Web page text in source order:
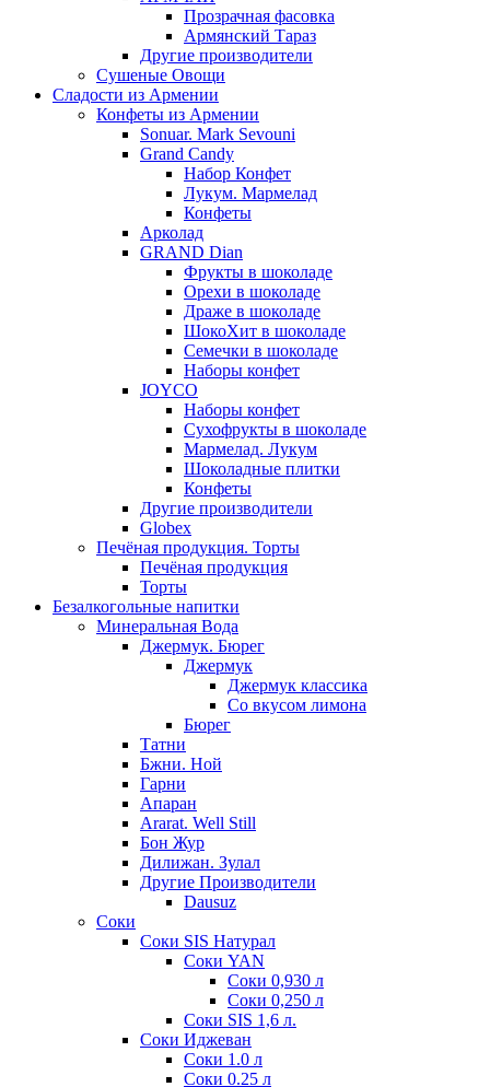
Прозрачная фасовка
Армянский Тараз
Другие производители
Сушеные Овощи
Сладости из Армении
Конфеты из Армении
Sonuar. Mark Sevouni
Grand Candy
Набор Конфет
Лукум. Мармелад
Конфеты
Арколад
GRAND Dian
Фрукты в шоколаде
Орехи в шоколаде
Драже в шоколаде
ШокоХит в шоколаде
Семечки в шоколаде
Наборы конфет
JOYCO
Наборы конфет
Сухофрукты в шоколаде
Мармелад. Лукум
Шоколадные плитки
Конфеты
Другие производители
Globex
Печёная продукция. Торты
Печёная продукция
Торты
Безалкогольные напитки
Минеральная Вода
Джермук. Бюрег
Джермук
Джермук классика
Со вкусом лимона
Бюрег
Татни
Бжни. Ной
Гарни
Апаран
Ararat. Well Still
Бон Жур
Дилижан. Зулал
Другие Производители
Dausuz
Соки
Соки SIS Натурал
Соки YAN
Соки 0,930 л
Соки 0,250 л
Соки SIS 1,6 л.
Соки Иджеван
Соки 1.0 л
Соки 0.25 л